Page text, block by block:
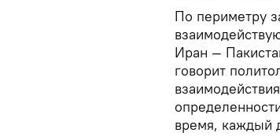
По периметру
Иран —
говорит
время, каждый